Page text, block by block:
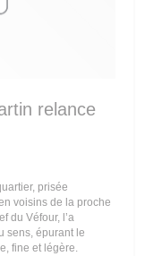
relance
prisée
voisins de la proche
du Véfour, l’a
sens, épurant le
fine et légère.